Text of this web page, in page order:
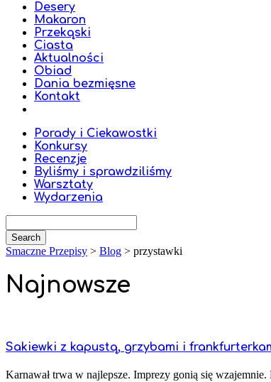
Desery
Makaron
Przekąski
Ciasta
Aktualności
Obiad
Dania bezmięsne
Kontakt
Porady i Ciekawostki
Konkursy
Recenzje
Byliśmy i sprawdziliśmy
Warsztaty
Wydarzenia
Smaczne Przepisy > Blog > przystawki
Najnowsze
Sakiewki z kapustą, grzybami i
Karnawał trwa w najlepsze. Imprezy gonią się